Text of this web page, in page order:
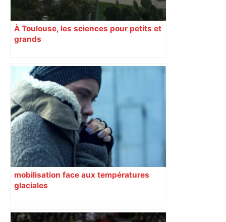
À Toulouse, les sciences pour petits et
grands
mobilisation face aux températures
glaciales